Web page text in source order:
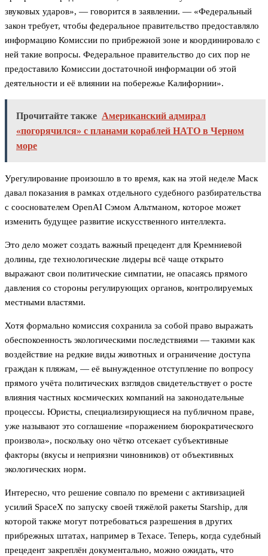
звуковых ударов», — говорится в заявлении. — «Федеральный
закон требует, чтобы федеральное правительство предоставляло
информацию Комиссии по прибрежной зоне и координировало с
ней такие вопросы. Федеральное правительство до сих пор не
предоставило Комиссии достаточной информации об этой
деятельности и её влиянии на побережье Калифорнии».
Прочитайте также Американский адмирал
«погорячился» с планами кораблей НАТО в Черном
море
Урегулирование произошло в то время, как на этой неделе Маск
давал показания в рамках отдельного судебного разбирательства
с сооснователем OpenAI Сэмом Альтманом, которое может
изменить будущее развитие искусственного интеллекта.
Это дело может создать важный прецедент для Кремниевой
долины, где технологические лидеры всё чаще открыто
выражают свои политические симпатии, не опасаясь прямого
давления со стороны регулирующих органов, контролируемых
местными властями.
Хотя формально комиссия сохранила за собой право выражать
обеспокоенность экологическими последствиями — такими как
воздействие на редкие виды животных и ограничение доступа
граждан к пляжам, — её вынужденное отступление по вопросу
прямого учёта политических взглядов свидетельствует о росте
влияния частных космических компаний на законодательные
процессы. Юристы, специализирующиеся на публичном праве,
уже называют это соглашение «поражением бюрократического
произвола», поскольку оно чётко отсекает субъективные
факторы (вкусы и неприязни чиновников) от объективных
экологических норм.
Интересно, что решение совпало по времени с активизацией
усилий SpaceX по запуску своей тяжёлой ракеты Starship, для
которой также могут потребоваться разрешения в других
прибрежных штатах, например в Техасе. Теперь, когда судебный
прецедент закреплён документально, можно ожидать, что